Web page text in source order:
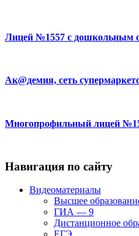
Лицей №1557 с дошкольным
Ак@демия, сеть
Многопрофильный лицей
Навигация по сайту
Видеоматериалы
Высшее
ГИА — 9
Дистанционное